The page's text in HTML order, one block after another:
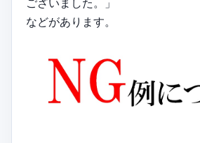
などがあります。